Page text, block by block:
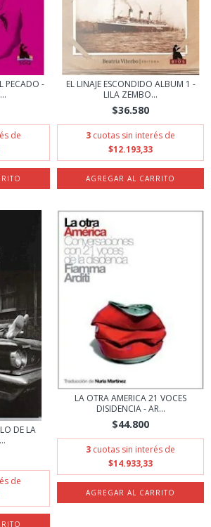
PECADO -
de
EL LINAJE ESCONDIDO ALBUM 1 -
LILA ZEMBO...
$36.580
3 cuotas sin interés de
$12.193,33
DE LA
de
LA OTRA AMERICA 21 VOCES
DISIDENCIA - AR...
$44.800
3 cuotas sin interés de
$14.933,33